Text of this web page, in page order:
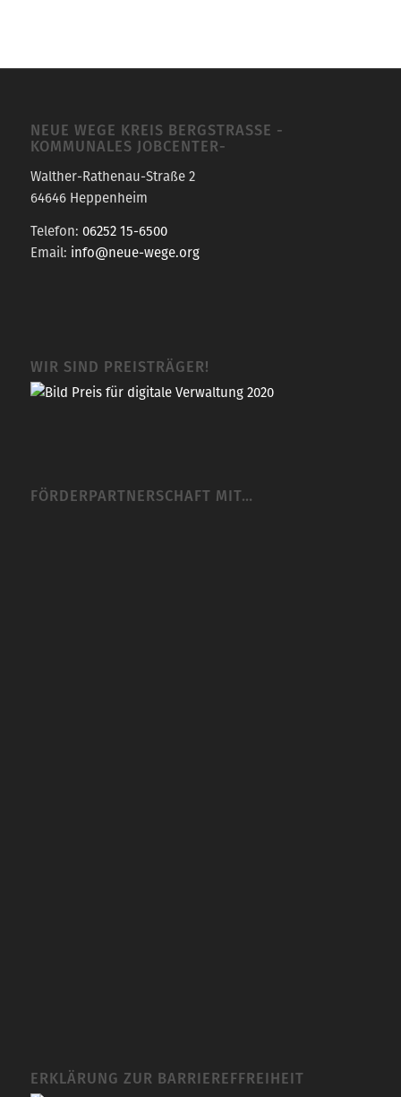
NEUE WEGE KREIS BERGSTRASSE -K
OMMUNALES JOBCENTER-
Walther-Rathenau-Straße 2
64646 Heppenheim
Telefon: 06252 15-6500
Email: info@neue-wege.org
WIR SIND PREISTRÄGER!
FÖRDERPARTNERSCHAFT MIT…
ERKLÄRUNG ZUR BARRIEREFFREIHEIT